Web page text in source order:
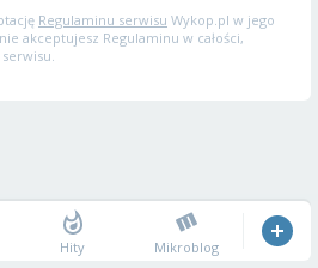
Regulaminu serwisu Wykop.pl w jego
akceptujesz Regulaminu w całości,
Hity Mikroblog